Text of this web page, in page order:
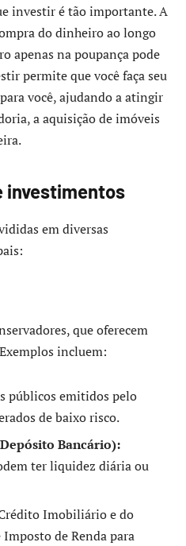
investir é tão importante. A
do dinheiro ao longo
apenas na poupança pode
permite que você faça seu
você, ajudando a atingir
a aquisição de imóveis
investimentos
em diversas
que oferecem
incluem:
públicos emitidos pelo
de baixo risco.
Bancário):
ter liquidez diária ou
Imobiliário e do
de Renda para